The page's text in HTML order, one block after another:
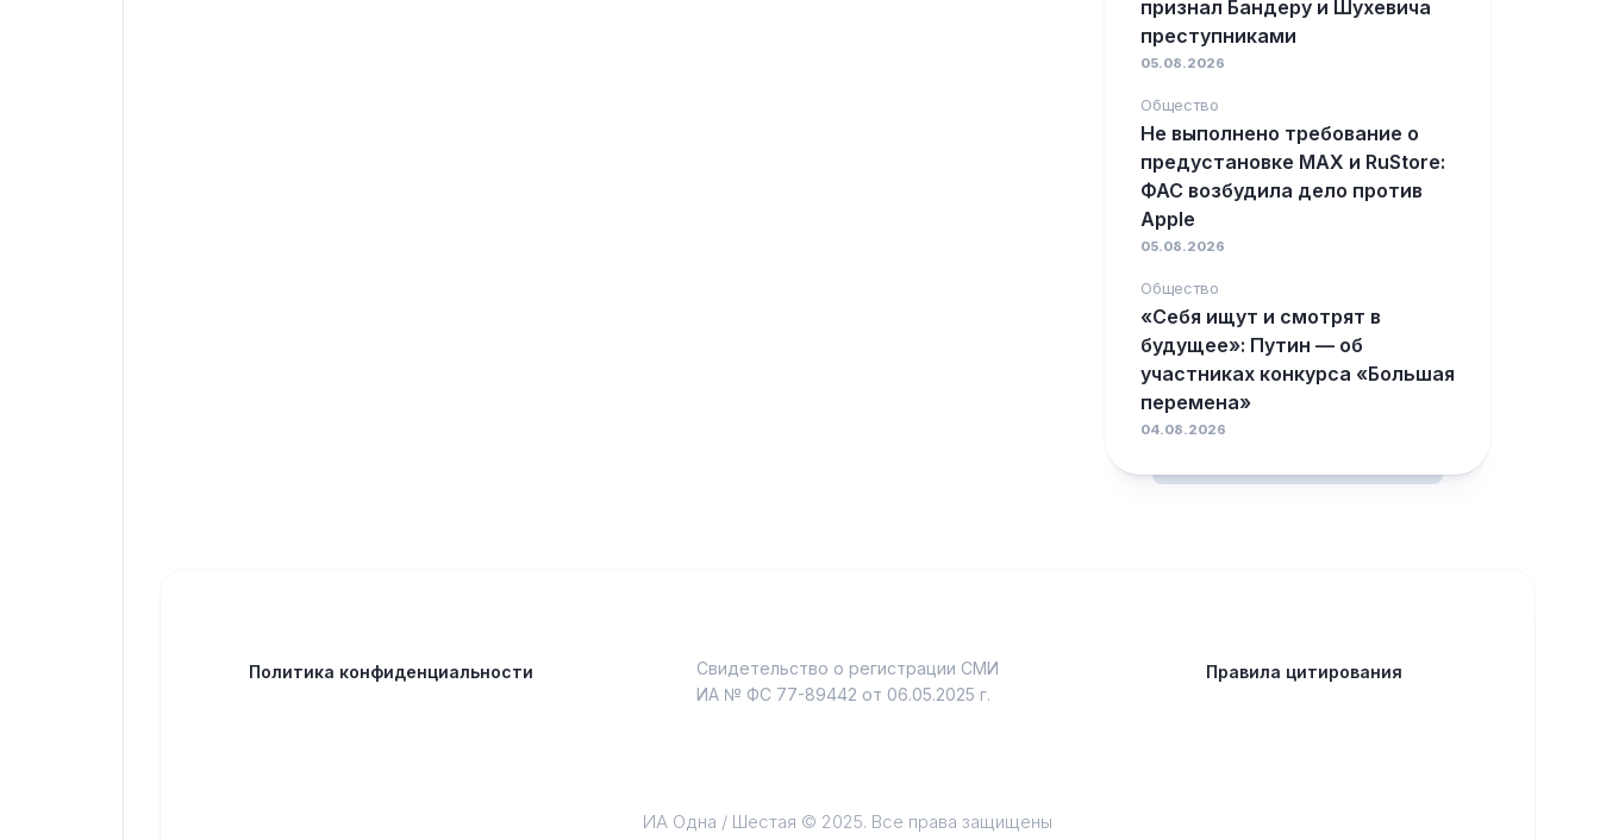
признал Бандеру и Шухевича
преступниками
05.08.2026
Общество
Не выполнено требование о
предустановке MAX и RuStore:
ФАС возбудила дело против
Apple
05.08.2026
Общество
«Себя ищут и смотрят в
будущее»: Путин — об
участниках конкурса «Большая
перемена»
04.08.2026
Политика конфиденциальности
Свидетельство о регистрации СМИ
ИА № ФС 77-89442 от 06.05.2025 г.
Правила цитирования
ИА Одна / Шестая © 2025. Все права защищены